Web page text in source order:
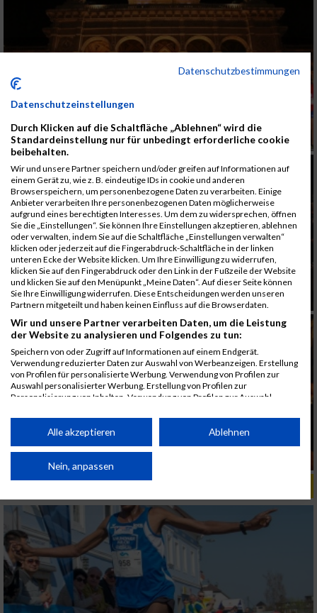
Datenschutzbestimmungen
Datenschutzeinstellungen
Durch Klicken auf die Schaltfläche „Ablehnen“ wird die
Standardeinstellung nur für unbedingt erforderliche cookie
beibehalten.
Wir und unsere Partner speichern und/oder greifen auf Informationen auf
einem Gerät zu, wie z. B. eindeutige IDs in cookie und anderen
Browserspeichern, um personenbezogene Daten zu verarbeiten. Einige
Anbieter verarbeiten Ihre personenbezogenen Daten möglicherweise
aufgrund eines berechtigten Interesses. Um dem zu widersprechen, öffnen
Sie die „Einstellungen“. Sie können Ihre Einstellungen akzeptieren, ablehnen
oder verwalten, indem Sie auf die Schaltfläche „Einstellungen verwalten“
klicken oder jederzeit auf die Fingerabdruck-Schaltfläche in der linken
unteren Ecke der Website klicken. Um Ihre Einwilligung zu widerrufen,
klicken Sie auf den Fingerabdruck oder den Link in der Fußzeile der Website
und klicken Sie auf den Menüpunkt „Meine Daten“. Auf dieser Seite können
Sie Ihre Einwilligung widerrufen. Diese Entscheidungen werden unseren
Partnern mitgeteilt und haben keinen Einfluss auf die Browserdaten.
Wir und unsere Partner verarbeiten Daten, um die Leistung
der Website zu analysieren und Folgendes zu tun:
Speichern von oder Zugriff auf Informationen auf einem Endgerät.
Verwendung reduzierter Daten zur Auswahl von Werbeanzeigen. Erstellung
von Profilen für personalisierte Werbung. Verwendung von Profilen zur
Auswahl personalisierter Werbung. Erstellung von Profilen zur
Personalisierung von Inhalten. Verwendung von Profilen zur Auswahl
Performance von Inhalten. Analyse von Zielgruppen durch Statistiken oder
Kombinationen von Daten aus verschiedenen Quellen. Entwicklung und
von Inhalten.
Daten können außerhalb der Europäischen Union weitergegeben und in die
Website/App.
Partnerliste anzeigen (1 IAB-Anbieter)
Wir nutzen Ihre Daten für folgende Zwecke:
IAB-Verarbeitungszwecke:
Speichern von oder Zugriff auf Informationen
auf einem Endgerät
Alle akzeptieren Ablehnen
Nein, anpassen